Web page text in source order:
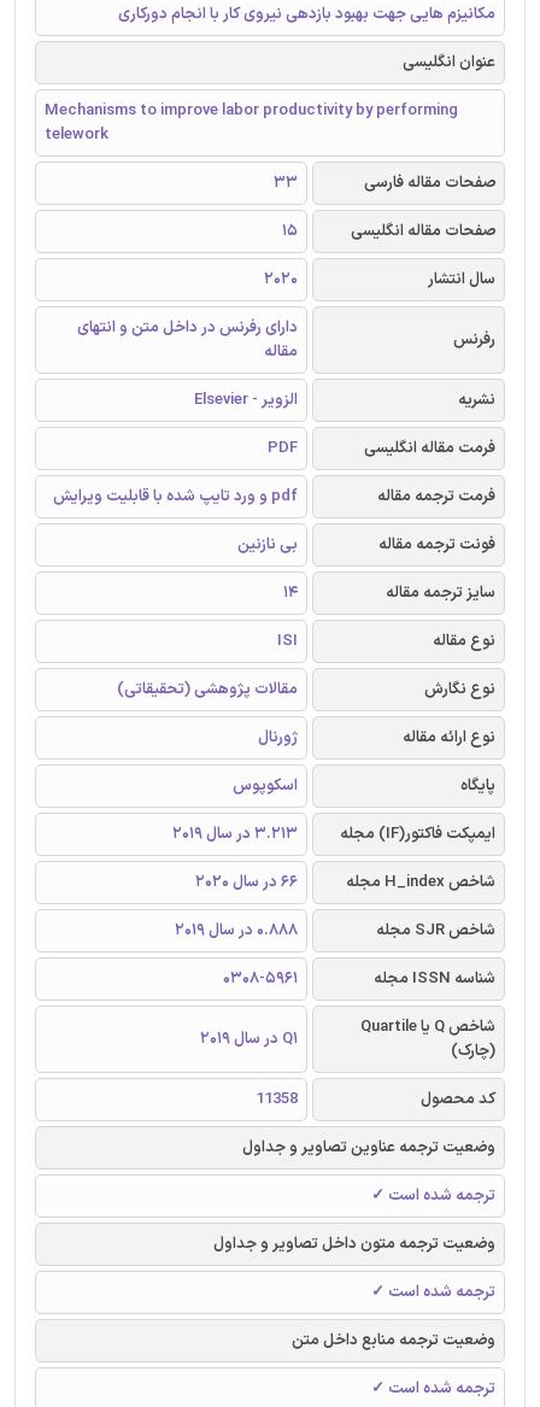
مکانیزم هایی جهت بهبود بازدهی نیروی کار با انجام دورکاری
عنوان انگلیسی
Mechanisms to improve labor productivity by performing
telework
صفحات مقاله فارسی
33
صفحات مقاله انگلیسی
15
سال انتشار
2020
رفرنس
دارای رفرنس در داخل متن و انتهای
مقاله
نشریه
الزویر - Elsevier
فرمت مقاله انگلیسی
PDF
فرمت ترجمه مقاله
pdf و ورد تایپ شده با قابلیت ویرایش
فونت ترجمه مقاله
بی نازنین
سایز ترجمه مقاله
14
نوع مقاله
ISI
نوع نگارش
مقالات پژوهشی (تحقیقاتی)
نوع ارائه مقاله
ژورنال
پایگاه
اسکوپوس
ایمپکت فاکتور(IF) مجله
3.213 در سال 2019
شاخص H_index مجله
66 در سال 2020
شاخص SJR مجله
0.888 در سال 2019
شناسه ISSN مجله
0308-5961
شاخص Q یا Quartile
(چارک)
Q1 در سال 2019
کد محصول
11358
وضعیت ترجمه عناوین تصاویر و جداول
ترجمه شده است ✓
وضعیت ترجمه متون داخل تصاویر و جداول
ترجمه شده است ✓
وضعیت ترجمه منابع داخل متن
ترجمه شده است ✓